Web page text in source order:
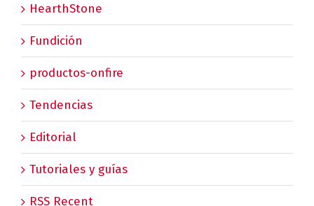
HearthStone
Fundición
productos-onfire
Tendencias
Editorial
Tutoriales y guías
RSS Recent